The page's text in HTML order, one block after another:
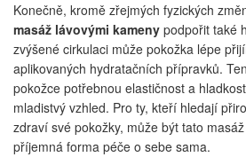
Konečně, kromě zřejmých fyzických
masáž lávovými kameny podpořit také
zvýšené cirkulaci může pokožka lépe
aplikovaných hydratačních přípravků.
pokožce potřebnou elastičnost a
mladistvý vzhled. Pro ty, kteří hledají
zdraví své pokožky, může být tato
příjemná forma péče o sebe sama.